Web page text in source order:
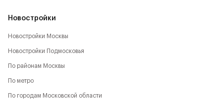
Новостройки
Новостройки Москвы
Новостройки Подмосковья
По районам Москвы
По метро
По городам Московской области